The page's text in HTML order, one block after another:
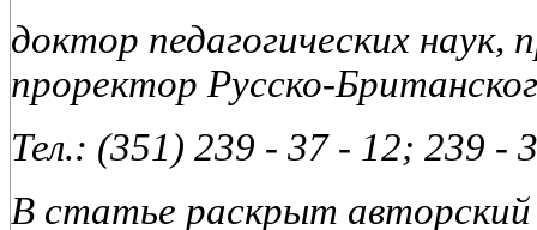
доктор педагогических наук,
проректор Русско-
Тел.: (351) 239 - 37 - 12; 239 -
В статье раскрыт авторский